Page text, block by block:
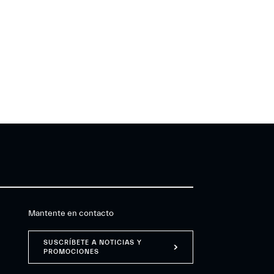
Mantente en contacto
SUSCRÍBETE A NOTICIAS Y
PROMOCIONES